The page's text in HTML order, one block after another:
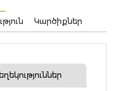
Կարծիքներ